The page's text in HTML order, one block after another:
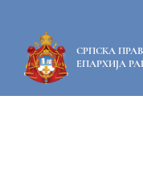
СРПСКА
ЕПАРХИЈА